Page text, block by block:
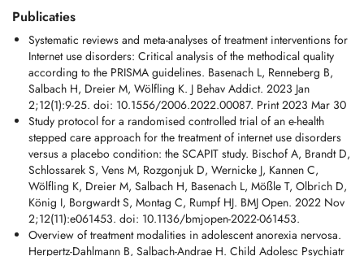
Publicaties
Systematic reviews and meta-analyses of treatment interventions for
Internet use disorders: Critical analysis of the methodical quality
according to the PRISMA guidelines. Basenach L, Renneberg B,
Salbach H, Dreier M, Wölfling K. J Behav Addict. 2023 Jan
2;12(1):9-25. doi: 10.1556/2006.2022.00087. Print 2023 Mar 30
Study protocol for a randomised controlled trial of an e-health
stepped care approach for the treatment of internet use disorders
versus a placebo condition: the SCAPIT study. Bischof A, Brandt D,
Schlossarek S, Vens M, Rozgonjuk D, Wernicke J, Kannen C,
Wölfling K, Dreier M, Salbach H, Basenach L, Mößle T, Olbrich D,
König I, Borgwardt S, Montag C, Rumpf HJ. BMJ Open. 2022 Nov
2;12(11):e061453. doi: 10.1136/bmjopen-2022-061453.
Overview of treatment modalities in adolescent anorexia nervosa.
Herpertz-Dahlmann B, Salbach-Andrae H. Child Adolesc Psychiatr